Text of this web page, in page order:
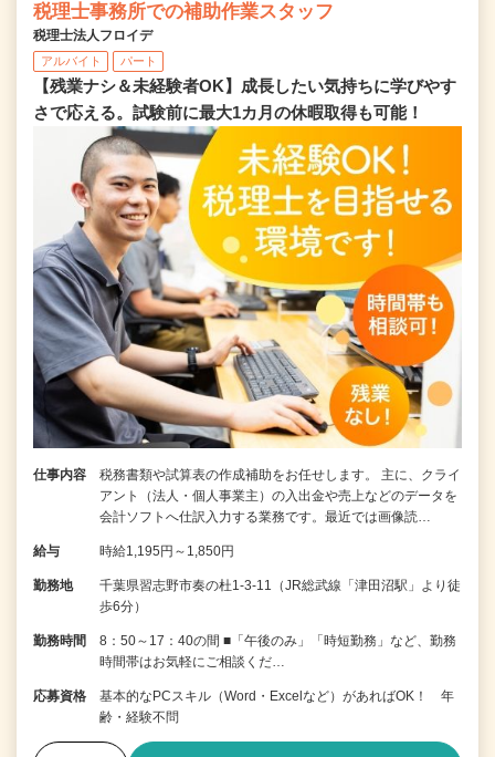
税理士事務所での補助作業スタッフ
税理士法人フロイデ
アルバイト パート
【残業ナシ＆未経験者OK】成長したい気持ちに学びやす
さで応える。試験前に最大1カ月の休暇取得も可能！
仕事内容
税務書類や試算表の作成補助をお任せします。 主に、クライ
アント（法人・個人事業主）の入出金や売上などのデータを
会計ソフトへ仕訳入力する業務です。最近では画像読…
給与 時給1,195円～1,850円
勤務地
千葉県習志野市奏の杜1-3-11（JR総武線「津田沼駅」より徒
歩6分）
勤務時間
8：50～17：40の間 ■「午後のみ」「時短勤務」など、勤務
時間帯はお気軽にご相談くだ…
応募資格
基本的なPCスキル（Word・Excelなど）があればOK！ 年
齢・経験不問